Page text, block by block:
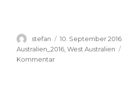
Autor
stefan
Veröffentlicht
am
10. September 2016
Australien_2016 ,West Australien
Kommentarzu